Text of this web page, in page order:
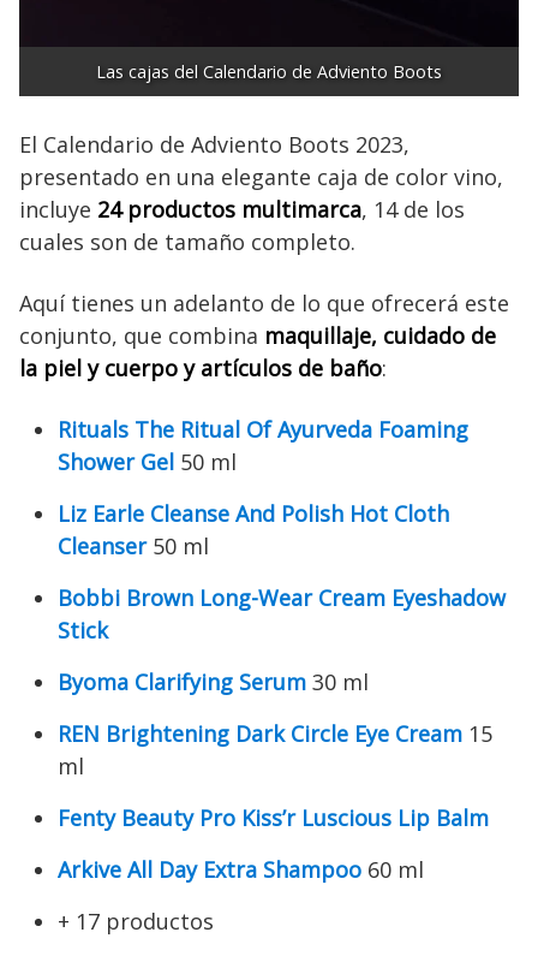
Las cajas del Calendario de Adviento Boots
El Calendario de Adviento Boots 2023,
presentado en una elegante caja de color vino,
incluye 24 productos multimarca, 14 de los
cuales son de tamaño completo.
Aquí tienes un adelanto de lo que ofrecerá este
conjunto, que combina maquillaje, cuidado de
la piel y cuerpo y artículos de baño:
Rituals The Ritual Of Ayurveda Foaming
Shower Gel 50 ml
Liz Earle Cleanse And Polish Hot Cloth
Cleanser50 ml
Bobbi Brown Long-Wear Cream Eyeshadow
Stick
Byoma Clarifying Serum 30 ml
REN Brightening Dark Circle Eye Cream 15
ml
Fenty Beauty Pro Kiss’r Luscious Lip Balm
Arkive All Day Extra Shampoo 60 ml
+ 17 productos